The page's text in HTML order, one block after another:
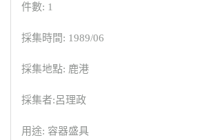
件數: 1
採集時間: 1989/06
採集地點: 鹿港
採集者:呂理政
用途: 容器盛具